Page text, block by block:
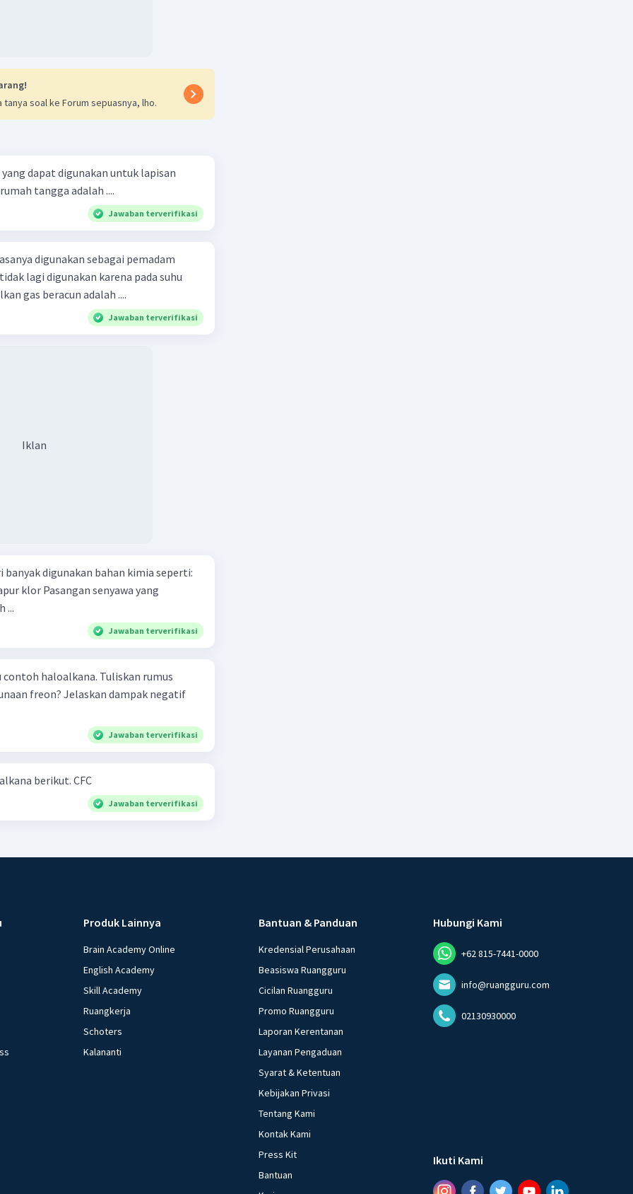
tanya soal ke Forum sepuasnya, lho.
dapat digunakan untuk lapisan
tangga adalah ....
Jawaban terverifikasi
digunakan sebagai pemadam
lagi digunakan karena pada suhu
gas beracun adalah ....
Jawaban terverifikasi
Iklan
digunakan bahan kimia seperti:
...
Jawaban terverifikasi
Tuliskan rumus
Jawaban terverifikasi
Tuliskan kegunaan dari haloalkana berikut. CFC
Jawaban terverifikasi
Produk Lainnya
Brain Academy Online
English Academy
Skill Academy
Ruangkerja
Schoters
Kalananti
Bantuan & Panduan
Kredensial Perusahaan
Beasiswa Ruangguru
Cicilan Ruangguru
Promo Ruangguru
Laporan Kerentanan
Layanan Pengaduan
Syarat & Ketentuan
Kebijakan Privasi
Tentang Kami
Kontak Kami
Press Kit
Bantuan
Hubungi Kami
+62 815-7441-0000
info@ruangguru.com
02130930000
Ikuti Kami